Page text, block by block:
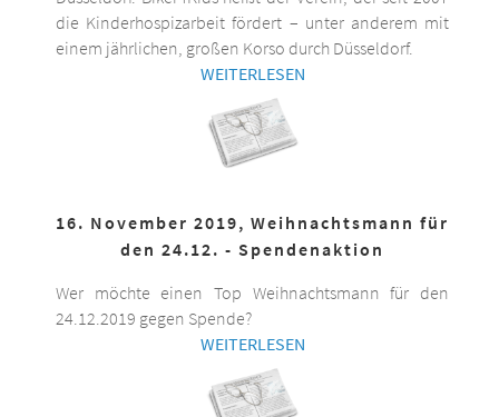
die Kinderhospizarbeit fördert – unter anderem mit
einem jährlichen, großen Korso durch Düsseldorf.
WEITERLESEN
16. November 2019, Weihnachtsmann für
den 24.12. - Spendenaktion
Wer möchte einen Top Weihnachtsmann für den
24.12.2019 gegen Spende?
WEITERLESEN